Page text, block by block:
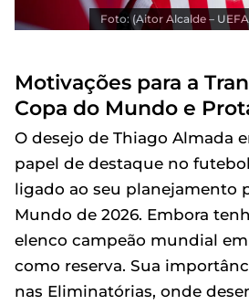
Foto: (Aitor Alcalde –
Motivações para a
Copa do Mundo e
O desejo de Thiago Almada
papel de destaque no
ligado ao seu planejamento
Mundo de 2026. Embora
elenco campeão mundial
como reserva. Sua
nas Eliminatórias, onde